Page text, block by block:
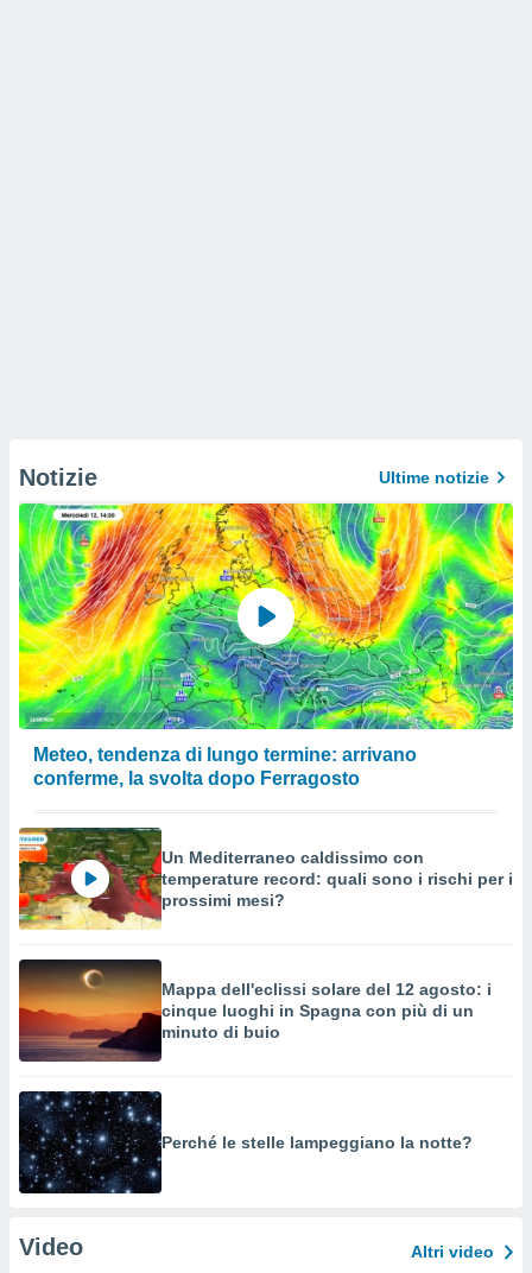
Notizie Ultime notizie
Meteo, tendenza di lungo termine: arrivano
conferme, la svolta dopo Ferragosto
Un Mediterraneo caldissimo con
temperature record: quali sono i rischi per i
prossimi mesi?
Mappa dell'eclissi solare del 12 agosto: i
cinque luoghi in Spagna con più di un
minuto di buio
Perché le stelle lampeggiano la notte?
Video Altri video